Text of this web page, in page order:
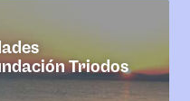
Triodos